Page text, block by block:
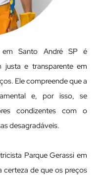
em Santo André SP é
justa e transparente em
Ele compreende que a
e, por isso, se
condizentes com o
desagradáveis.
Parque Gerassi em
certeza de que os preços